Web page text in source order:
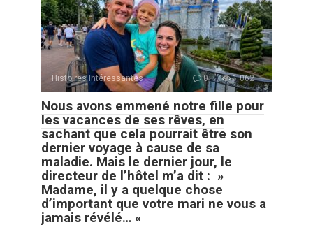
Histoires Intéressantes 0 1 062
Nous avons emmené notre fille pour
les vacances de ses rêves, en
sachant que cela pourrait être son
dernier voyage à cause de sa
maladie. Mais le dernier jour, le
directeur de l’hôtel m’a dit : »
Madame, il y a quelque chose
d’important que votre mari ne vous a
jamais révélé… «